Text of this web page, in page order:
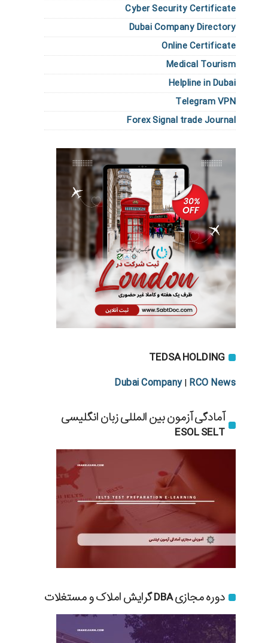
Cyber Security Certificate
Dubai Company Directory
Online Certificate
Medical Tourism
Helpline in Dubai
Telegram VPN
Forex Signal trade Journal
TEDSA HOLDING
Dubai Company| RCO News
آمادگی آزمون بین المللی زبان انگلیسی
ESOL SELT
دوره مجازی DBA گرایش املاک و مستغلات